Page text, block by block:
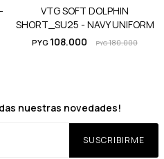
VTG SOFT DOLPHIN
SHORT_SU25 - NAVY UNIFORM
PYG 108.000 PYG180.000
nuestras novedades!
SUSCRIBIRME